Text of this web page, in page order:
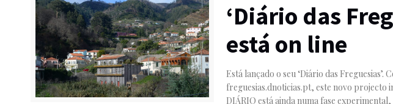
‘Diário das
está on line
Está lançado o seu ‘Diário das Freguesias’.
freguesias.dnoticias.pt, este novo projecto
DIÁRIO está ainda numa fase